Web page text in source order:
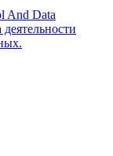
And Data